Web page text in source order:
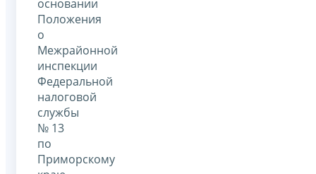
основании
Положения
о
Межрайонной
инспекции
Федеральной
налоговой
службы
№ 13
по
Приморскому